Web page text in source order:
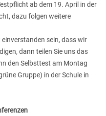
ab dem 19. April in der
dazu folgen weitere
einverstanden sein, dass wir
dann teilen Sie uns das
den Selbsttest am Montag
Gruppe) in der Schule in